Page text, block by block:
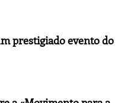
prestigiado evento do